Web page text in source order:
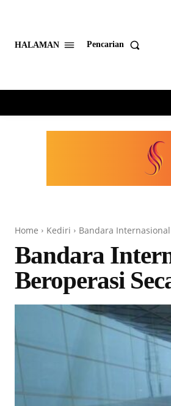
HALAMAN Pencarian
Home Kediri Bandara
Bandara
Beroperasi